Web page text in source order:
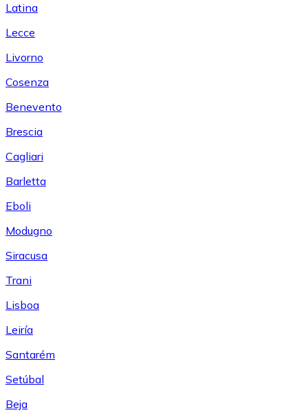
Latina
Lecce
Livorno
Cosenza
Benevento
Brescia
Cagliari
Barletta
Eboli
Modugno
Siracusa
Trani
Lisboa
Leiría
Santarém
Setúbal
Beja